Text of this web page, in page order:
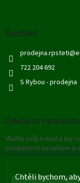
Chtěli bychom,
Kontakt
prodejna.rpsteti@
722 204 692
S Rybou - prodejna
Odebírat
Vložte svůj e-mail a my
produktech na našem e-